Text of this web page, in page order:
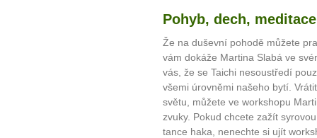
Pohyb, dech, meditace
Že na duševní pohodě můžete
vám dokáže Martina Slabá ve
vás, že se Taichi nesoustředí
všemi úrovněmi našeho bytí.
světu, můžete ve workshopu
zvuky. Pokud chcete zažít
tance haka, nenechte si ujít